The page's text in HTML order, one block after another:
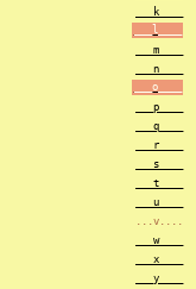
___k____
___l____
___m____
___n____
___o____
___p____
___q____
___r____
___s____
___t____
___u____
...v....
___w____
___x____
___y____